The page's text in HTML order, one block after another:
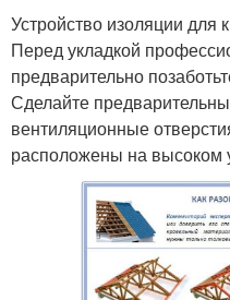
Устройство изоляции
Перед укладкой
предварительно
Сделайте
вентиляционные
расположены на высоком